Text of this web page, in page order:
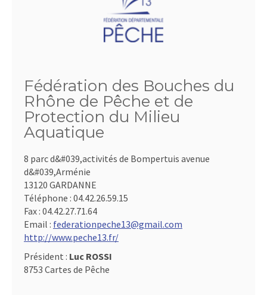
Fédération des Bouches du
Rhône de Pêche et de
Protection du Milieu
Aquatique
8 parc d&#039,activités de Bompertuis avenue
d&#039,Arménie
13120 GARDANNE
Téléphone : 04.42.26.59.15
Fax : 04.42.27.71.64
Email : federationpeche13@gmail.com
http://www.peche13.fr/
Président : Luc ROSSI
8753 Cartes de Pêche